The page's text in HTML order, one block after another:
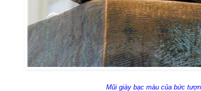
Mũi giày bạc màu của bức